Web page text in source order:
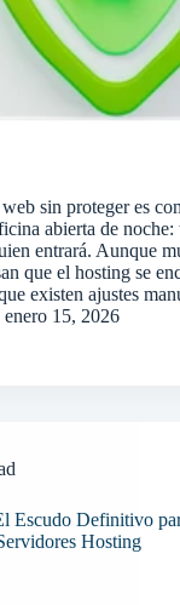
sin proteger es
abierta de noche:
entrará. Aunque
que el hosting se
existen ajustes
enero 15, 2026
Escudo Definitivo
Hosting